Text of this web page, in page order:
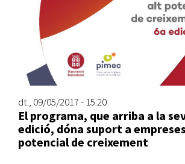
dt., 09/05/2017 - 15:20
El programa, que arriba a la
edició, dóna suport a
potencial de creixement